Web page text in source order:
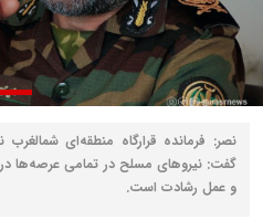
نصر: فرمانده قرارگاه منطقه‌ای
گفت: نیروهای مسلح در تمامی عرصه‌ها
و عمل رشادت است.